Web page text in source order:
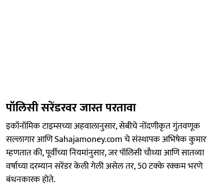
पॉलिसी सरेंडरवर जास्त परतावा
इकॉनॉमिक टाइम्सच्या अहवालानुसार, सेबीचे नोंदणीकृत गुंतवणूक
सल्लागार आणि Sahajamoney.com चे संस्थापक अभिषेक कुमार
म्हणतात की, पूर्वीच्या नियमांनुसार, जर पॉलिसी चौथ्या आणि सातव्या
वर्षाच्या दरम्यान सरेंडर केली गेली असेल तर, 50 टक्के रक्कम भरणे
बंधनकारक होते.